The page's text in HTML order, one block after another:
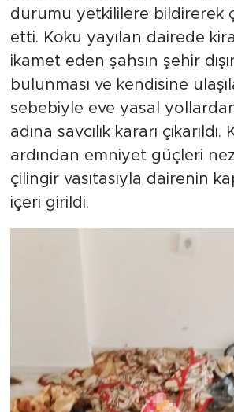
durumu yetkililere bildirerek
etti. Koku yayılan dairede
ikamet eden şahsın şehir
bulunması ve kendisine
sebebiyle eve yasal
adına savcılık kararı çıkarıldı.
ardından emniyet güçleri
çilingir vasıtasıyla dairenin
içeri girildi.